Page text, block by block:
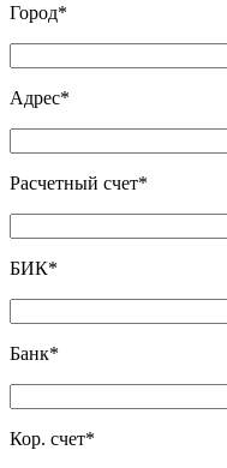
Город*
Адрес*
Расчетный счет*
БИК*
Банк*
Кор. счет*